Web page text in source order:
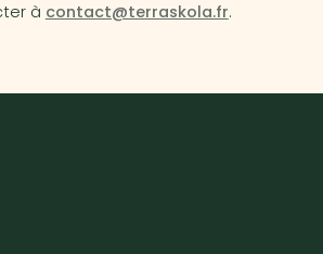
à contact@terraskola.fr.